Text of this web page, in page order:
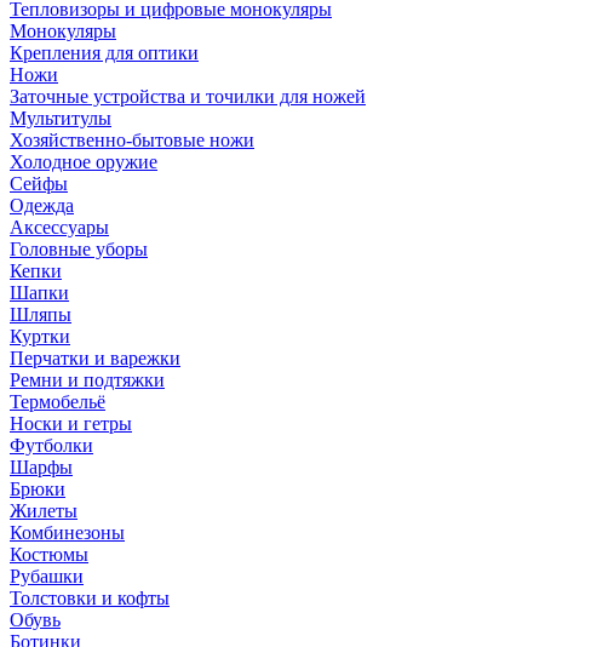
Тепловизоры и цифровые монокуляры
Монокуляры
Крепления для оптики
Ножи
Заточные устройства и точилки для ножей
Мультитулы
Хозяйственно-бытовые ножи
Холодное оружие
Сейфы
Одежда
Аксессуары
Головные уборы
Кепки
Шапки
Шляпы
Куртки
Перчатки и варежки
Ремни и подтяжки
Термобельё
Носки и гетры
Футболки
Шарфы
Брюки
Жилеты
Комбинезоны
Костюмы
Рубашки
Толстовки и кофты
Обувь
Ботинки